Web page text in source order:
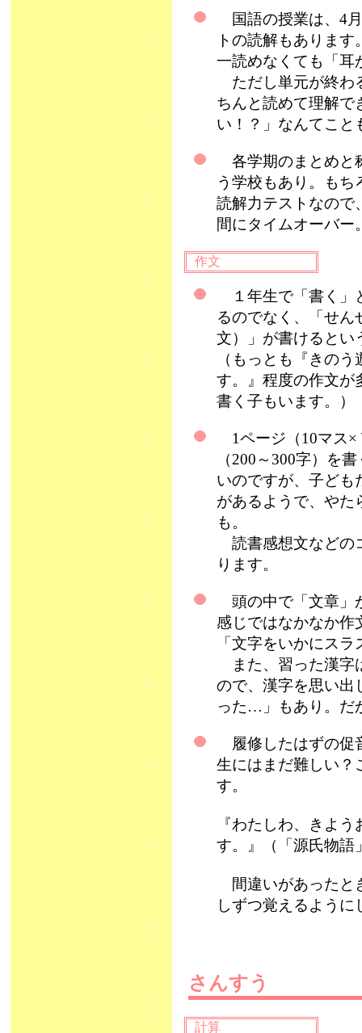
国語の授業は、4
トの読解もありま
一読めなくても「耳
ただし単元が終わ
ちんと読めて理解で
い！？」なんてこと
各学期のまとめと
う学校もあり。も
読解力テストなので
間にタイムオーバー
作文
１年生で「書く」
るのでなく、「せん
文）」が書けるとい
（もっとも『きの
す。』程度の作文が
書く子もいます。）
1ページ（10マス×
（200～300字）を
いのですが、子ども
があるようで、やた
も。
読書感想文などの
ります。
頭の中で「文章」
感じではなかなか作
「文字をいかにス
また、習った漢字
ので、漢字を思い出
った…」もあり。だ
履修したはずの促
生にはまだ難しい？
す。
『わたしわ、きよ
す。』（「源氏物語
間違いがあったと
しずつ覚えるよう
さんすう
計算